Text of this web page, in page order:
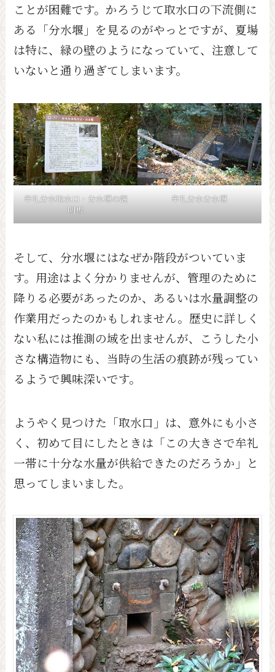
ことが困難です。かろうじて取水口の下流側に
ある「分水堰」を見るのがやっとですが、夏場
は特に、緑の壁のようになっていて、注意して
いないと通り過ぎてしまいます。
牟礼分水取水口・分水堰の説
明板
牟礼分水分水堰
そして、分水堰にはなぜか階段がついていま
す。用途はよく分かりませんが、管理のために
降りる必要があったのか、あるいは水量調整の
作業用だったのかもしれません。歴史に詳しく
ない私には推測の域を出ませんが、こうした小
さな構造物にも、当時の生活の痕跡が残ってい
るようで興味深いです。
ようやく見つけた「取水口」は、意外にも小さ
く、初めて目にしたときは「この大きさで牟礼
一帯に十分な水量が供給できたのだろうか」と
思ってしまいました。